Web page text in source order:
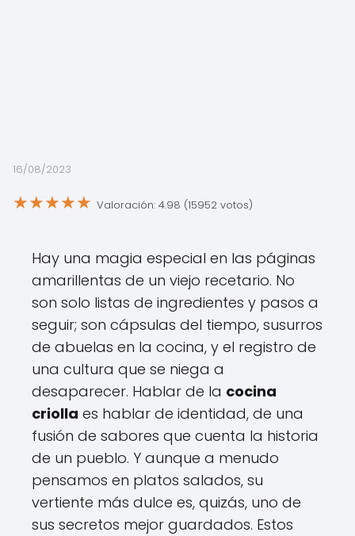
16/08/2023
★★★★★ Valoración: 4.98 (15952 votos)
Hay una magia especial en las páginas
amarillentas de un viejo recetario. No
son solo listas de ingredientes y pasos a
seguir; son cápsulas del tiempo, susurros
de abuelas en la cocina, y el registro de
una cultura que se niega a
desaparecer. Hablar de la cocina
criolla es hablar de identidad, de una
fusión de sabores que cuenta la historia
de un pueblo. Y aunque a menudo
pensamos en platos salados, su
vertiente más dulce es, quizás, uno de
sus secretos mejor guardados. Estos